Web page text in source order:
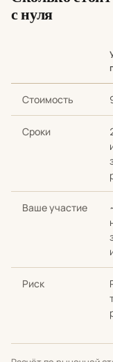
с нуля
Стоимость
Сроки
Ваше участие
Риск